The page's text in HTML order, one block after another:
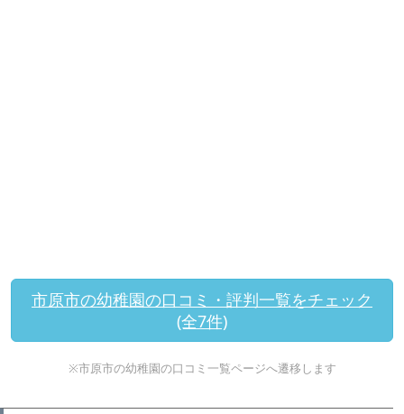
市原市の幼稚園の口コミ・評判一覧をチェック
(全7件)
※市原市の幼稚園の口コミ一覧ページへ遷移します